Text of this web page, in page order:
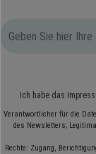
Ich habe das
Verantwortlicher für die
des Newsletters;
Rechte: Zugang,